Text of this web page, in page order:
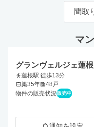
間取
マ
グランヴェルジェ蓮根
蓮根駅 徒歩13分
築35年
48戸
物件の販売状況 販売中